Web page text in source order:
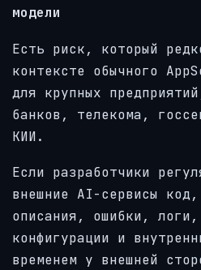
модели
Есть риск, который
контексте обычного
для крупных
банков, телекома,
КИИ.
Если разработчики
внешние AI-сервисы код,
описания, ошибки,
конфигурации и
временем у внешней